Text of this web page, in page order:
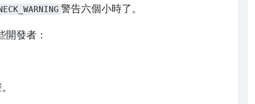
警告六個小時了。
發者：